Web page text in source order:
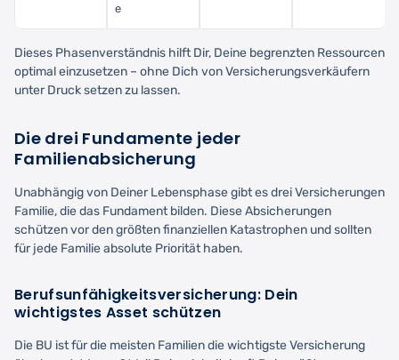
e
Dieses Phasenverständnis hilft Dir, Deine begrenzten Ressourcen
optimal einzusetzen – ohne Dich von Versicherungsverkäufern
unter Druck setzen zu lassen.
Die drei Fundamente jeder
Familienabsicherung
Unabhängig von Deiner Lebensphase gibt es drei Versicherungen
Familie, die das Fundament bilden. Diese Absicherungen
schützen vor den größten finanziellen Katastrophen und sollten
für jede Familie absolute Priorität haben.
Berufsunfähigkeitsversicherung: Dein
wichtigstes Asset schützen
Die BU ist für die meisten Familien die wichtigste Versicherung